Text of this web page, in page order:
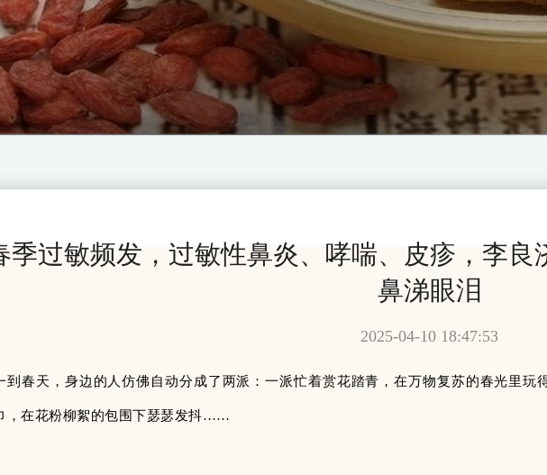
季过敏频发，过敏性鼻炎、哮喘、皮疹，李良
鼻涕眼泪
2025-04-10 18:47:53
到春天，身边的人仿佛自动分成了两派：一派忙着赏花踏青，在万物复苏的春光里
，在花粉柳絮的包围下瑟瑟发抖……